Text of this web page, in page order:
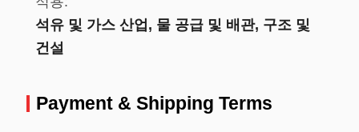
석유 및 가스 산업, 물 공급 및 배관, 구조 및
건설
Payment & Shipping Terms